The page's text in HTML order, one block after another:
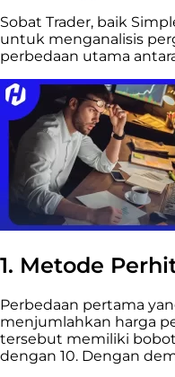
Sobat Trader, baik
untuk menganalisis
perbedaan utama
1. Metode
Perbedaan pertama
menjumlahkan harga
tersebut memiliki
dengan 10. Dengan